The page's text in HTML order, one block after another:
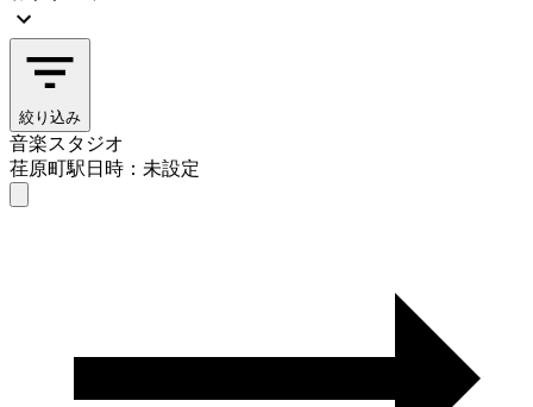
絞り込み
音楽スタジオ
荏原町駅日時：未設定